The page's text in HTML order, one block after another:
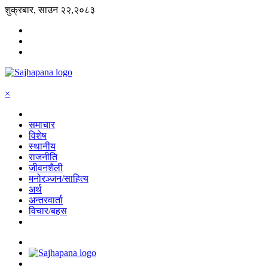
शुक्रबार, साउन २२,२०८३
×
समाचार
विशेष
स्थानीय
राजनीति
जीवनशैली
मनोरञ्जन/साहित्य
अर्थ
अन्तरवार्ता
विचार/बहस